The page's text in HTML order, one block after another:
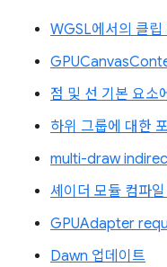
WGSL에서의 클립
점 및 선 기본 요소
하위 그룹에 대한
multi-draw
셰이더 모듈 컴파
GPUAdapter
Dawn 업데이트